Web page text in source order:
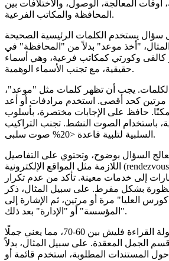
أوقات المعالجة، الوصول، والاختلافات بين
المحافظة والمكاتب الفرعية.
سؤال يستخدم الكلمات الرئيسية الصحيحة
"أخذ موعد" بدلاً من "المحافظة" في
كالفى وكورتي كمكاتب فرعية، وهي أسماء
حقيقية، مع تجنب الأسماء الوهمية.
يجب أن تظهر كلمات مثل "موعد"،
كحد أقصى. استخدم مرادفات أو أعد
حافظ على الإجابات مختصرة، بأسلوب
باستخدام الصوت النشط. تجنب التراكيب
السلبية لتلبية قاعدة <20% صوت سلبى.
السؤال بوضوح، وتحتوي على التفاصيل
اللازمة مثل المواقع الإلكترونية (rendezvousprefecture.com)،
إلى خدمات معينة. تأكد من عدم تكرار
بشكل مفرط. على سبيل المثال، ذكر
العليا" مرة أو مرتين، ثم الإشارة إلى
"المؤسسة" أو "الإدارة" بعد ذلك.
تأكد من أن درجة سهولة القراءة فليش بين 60-70، مما يعني جملًا
الجمل المعقدة. على سبيل المثال، بدلاً
المستندات المطلوبة، استخدم قائمة أو